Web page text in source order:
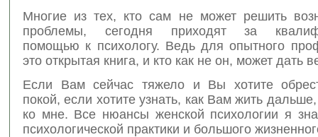
Многие из тех, кто сам не может решить
проблемы, сегодня приходят за
помощью к психологу. Ведь для опытного
это открытая книга, и кто как не он, может дать
Если Вам сейчас тяжело и Вы хотите
покой, если хотите узнать, как Вам жить
ко мне. Все нюансы женской психологии я
психологической практики и большого